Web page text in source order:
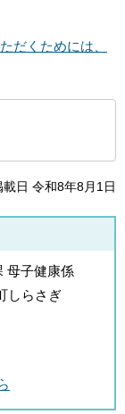
だくためには、
載日 令和8年8月1日
母子健康係
しらさぎ